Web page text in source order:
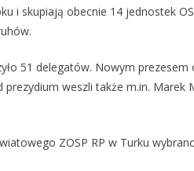
i skupiają obecnie 14 jednostek
51 delegatów. Nowym
prezydium weszli także m.in.
ZOSP RP w Turku